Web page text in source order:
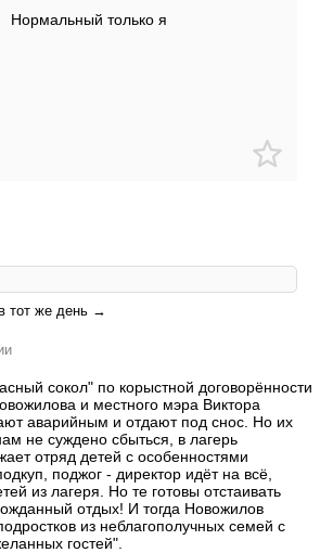
тот же день →
сокол" по корыстной договорённости
и местного мэра Виктора
аварийным и отдают под снос. Но их
не суждено сбыться, в лагерь
отряд детей с особенностями
поджог - директор идёт на всё,
из лагеря. Но те готовы отстаивать
отдых! И тогда Новожилов
из неблагополучных семей с
гостей".